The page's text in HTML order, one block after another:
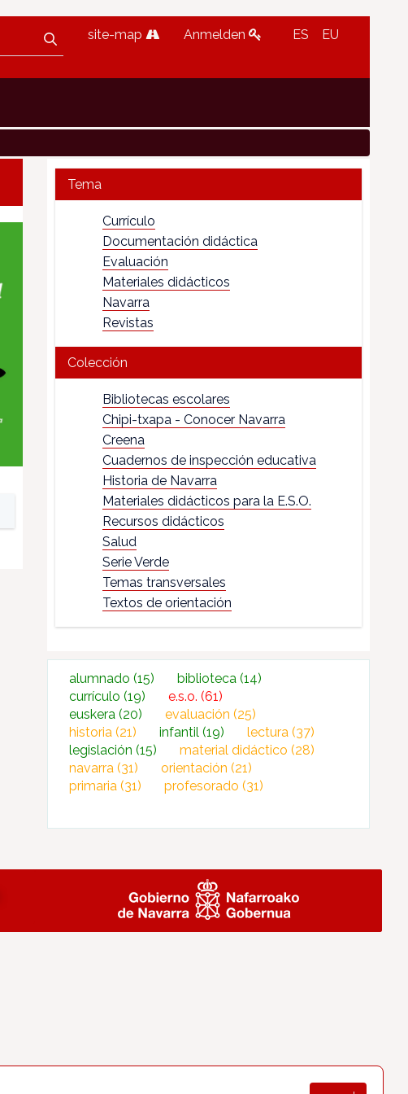
site-map Anmelden ES EU
Tema
Currículo
Documentación didáctica
Evaluación
Materiales didácticos
Navarra
Revistas
Colección
Bibliotecas escolares
Chipi-txapa - Conocer Navarra
Creena
Cuadernos de inspección educativa
Historia de Navarra
Materiales didácticos para la E.S.O.
Recursos didácticos
Salud
Serie Verde
Temas transversales
Textos de orientación
alumnado(15) biblioteca(14)
currículo(19) e.s.o.(61)
euskera(20) evaluación(25)
historia(21) infantil(19) lectura(37)
legislación(15) material didáctico(28)
navarra(31) orientación(21)
primaria(31) profesorado(31)